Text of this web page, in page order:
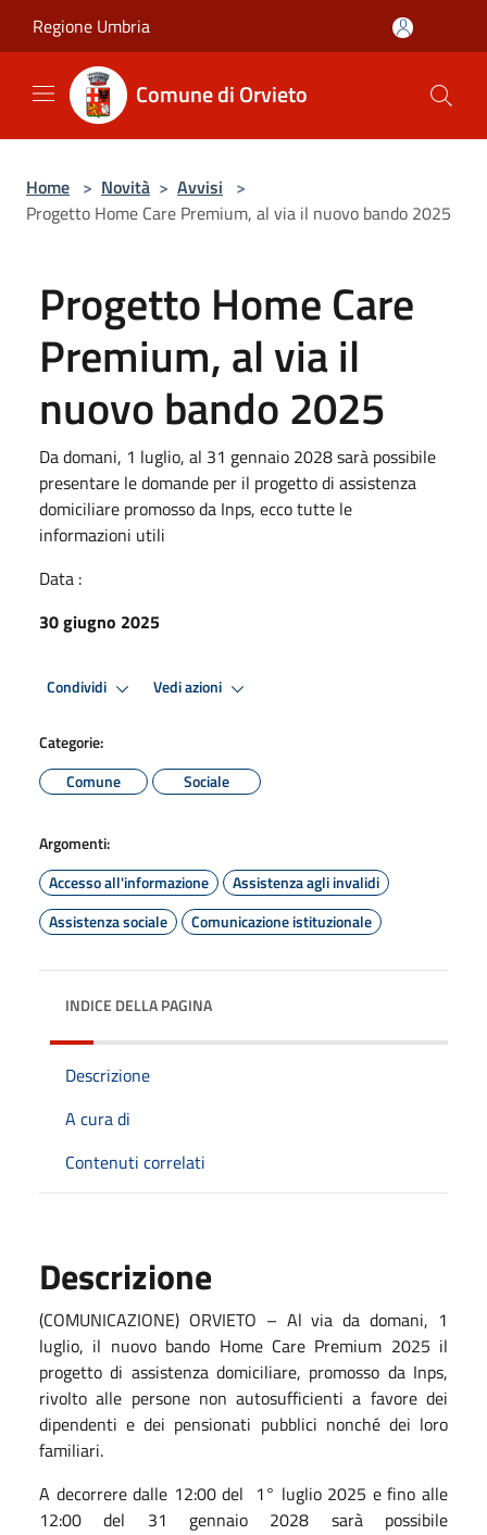
Regione Umbria
Comune di Orvieto
Home > Novità > Avvisi >
Progetto Home Care Premium, al via il nuovo bando 2025
Progetto Home Care
Premium, al via il
nuovo bando 2025
Da domani, 1 luglio, al 31 gennaio 2028 sarà possibile
presentare le domande per il progetto di assistenza
domiciliare promosso da Inps, ecco tutte le
informazioni utili
Data :
30 giugno 2025
Condividi Vedi azioni
Categorie:
Comune
Sociale
Argomenti:
Accesso all'informazione
Assistenza agli invalidi
Assistenza sociale
Comunicazione istituzionale
INDICE DELLA PAGINA
Descrizione
A cura di
Contenuti correlati
Descrizione
(COMUNICAZIONE) ORVIETO – Al via da domani, 1
luglio, il nuovo bando Home Care Premium 2025 il
progetto di assistenza domiciliare, promosso da Inps,
rivolto alle persone non autosufficienti a favore dei
dipendenti e dei pensionati pubblici nonché dei loro
familiari.
A decorrere dalle 12:00 del 1° luglio 2025 e fino alle
12:00 del 31 gennaio 2028 sarà possibile